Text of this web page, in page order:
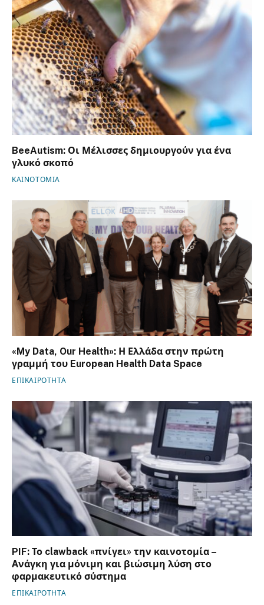
BeeAutism: Οι Μέλισσες δημιουργούν για ένα
γλυκό σκοπό
ΚΑΙΝΟΤΟΜΙΑ
«My Data, Our Health»: Η Ελλάδα στην πρώτη
γραμμή του European Health Data Space
ΕΠΙΚΑΙΡΟΤΗΤΑ
PIF: Το clawback «πνίγει» την καινοτομία –
Ανάγκη για μόνιμη και βιώσιμη λύση στο
φαρμακευτικό σύστημα
ΕΠΙΚΑΙΡΟΤΗΤΑ